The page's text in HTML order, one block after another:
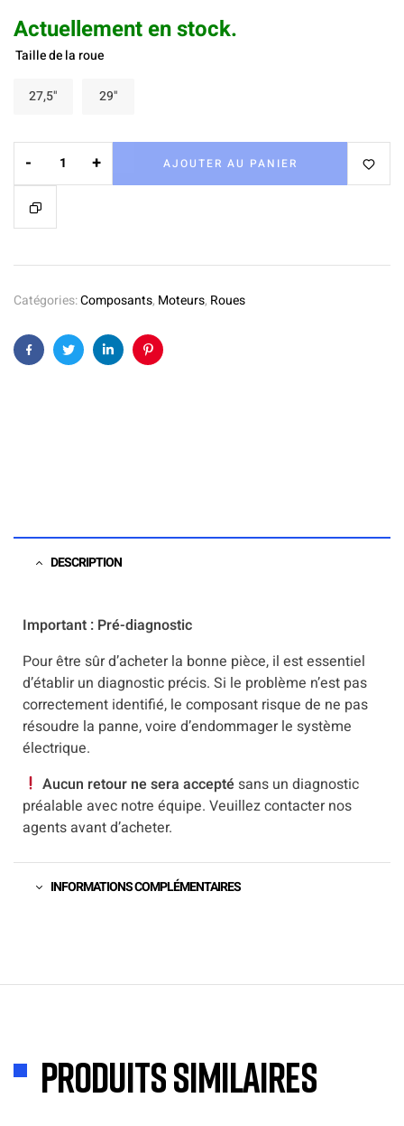
Actuellement en stock.
Taille de la roue
27,5" 29"
- + AJOUTER AU PANIER
Catégories:Composants, Moteurs, Roues
FacebookTwitterLinkedinPinterest
DESCRIPTION
Important : Pré-diagnostic
Pour être sûr d’acheter la bonne pièce, il est essentiel
d’établir un diagnostic précis. Si le problème n’est pas
correctement identifié, le composant risque de ne pas
résoudre la panne, voire d’endommager le système
électrique.
Aucun retour ne sera accepté sans un diagnostic
préalable avec notre équipe. Veuillez contacter nos
agents avant d’acheter.
INFORMATIONS COMPLÉMENTAIRES
Produits similaires